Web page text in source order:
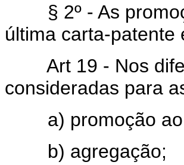
§ 2º - As
última carta-patente
Art 19 - Nos
consideradas para
a) promoção ao
b) agregação;